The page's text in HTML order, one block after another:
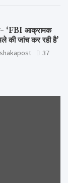
‘FBI आक्रामक
की जांच कर रही है’
37